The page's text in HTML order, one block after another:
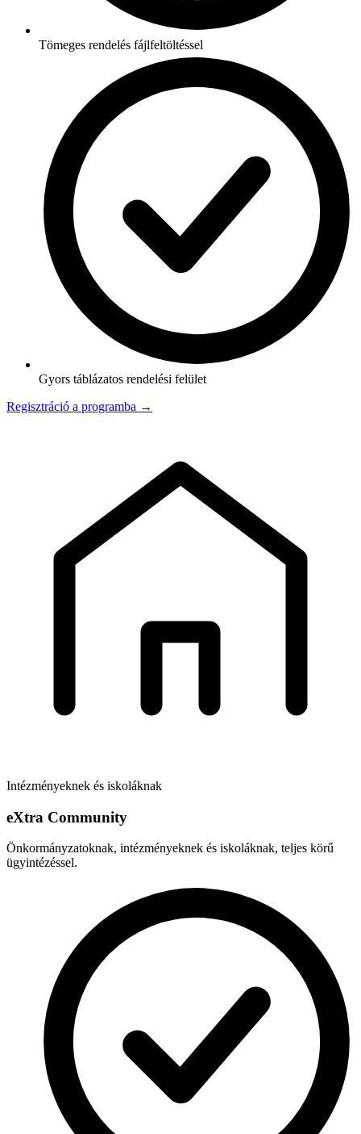
Tömeges rendelés fájlfeltöltéssel
Gyors táblázatos rendelési felület
Regisztráció a programba →
Intézményeknek és iskoláknak
eXtra Community
Önkormányzatoknak, intézményeknek és iskoláknak, teljes körű
ügyintézéssel.